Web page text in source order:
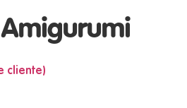
cliente)